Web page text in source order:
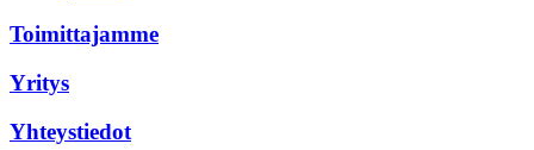
Toimittajamme
Yritys
Yhteystiedot